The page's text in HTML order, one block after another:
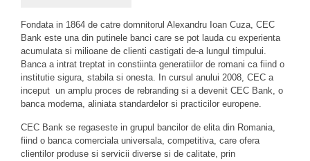
Fondata in 1864 de catre domnitorul Alexandru Ioan Cuza, CEC
Bank este una din putinele banci care se pot lauda cu experienta
acumulata si milioane de clienti castigati de-a lungul timpului.
Banca a intrat treptat in constiinta generatiilor de romani ca fiind o
institutie sigura, stabila si onesta. In cursul anului 2008, CEC a
inceput un amplu proces de rebranding si a devenit CEC Bank, o
banca moderna, aliniata standardelor si practicilor europene.
CEC Bank se regaseste in grupul bancilor de elita din Romania,
fiind o banca comerciala universala, competitiva, care ofera
clientilor produse si servicii diverse si de calitate, prin